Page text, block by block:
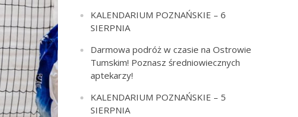
KALENDARIUM POZNAŃSKIE – 6
SIERPNIA
Darmowa podróż w czasie na Ostrowie
Tumskim! Poznasz średniowiecznych
aptekarzy!
KALENDARIUM POZNAŃSKIE – 5
SIERPNIA